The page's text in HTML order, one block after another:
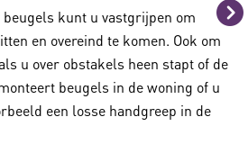
beugels kunt u vastgrijpen om
en overeind te komen. Ook om
u over obstakels heen stapt of de
beugels in de woning of u
een losse handgreep in de